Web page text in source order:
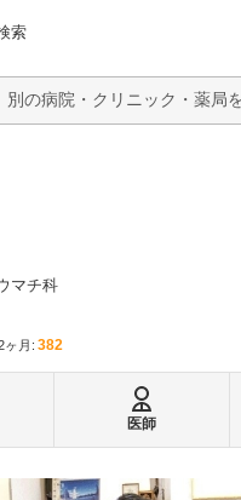
索
マチ科
ヶ月: 382
医師